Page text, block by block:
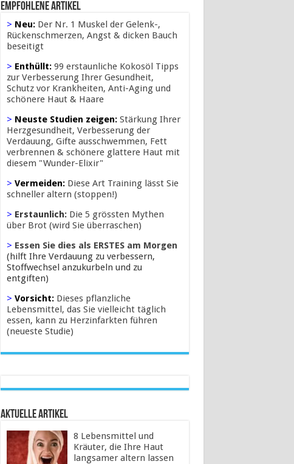
Empfohlene Artikel
> Neu: Der Nr. 1 Muskel der Gelenk-,
Rückenschmerzen, Angst & dicken Bauch
beseitigt
> Enthüllt: 99 erstaunliche Kokosöl Tipps
zur Verbesserung Ihrer Gesundheit,
Schutz vor Krankheiten, Anti-Aging und
schönere Haut & Haare
> Neuste Studien zeigen: Stärkung Ihrer
Herzgesundheit, Verbesserung der
Verdauung, Gifte ausschwemmen, Fett
verbrennen & schönere glattere Haut mit
diesem "Wunder-Elixir"
> Vermeiden: Diese Art Training lässt Sie
schneller altern (stoppen!)
> Erstaunlich: Die 5 grössten Mythen
über Brot (wird Sie überraschen)
> Essen Sie dies als ERSTES am Morgen
(hilft Ihre Verdauung zu verbessern,
Stoffwechsel anzukurbeln und zu
entgiften)
> Vorsicht: Dieses pflanzliche
Lebensmittel, das Sie vielleicht täglich
essen, kann zu Herzinfarkten führen
(neueste Studie)
Aktuelle Artikel
8 Lebensmittel und
Kräuter, die Ihre Haut
langsamer altern lassen